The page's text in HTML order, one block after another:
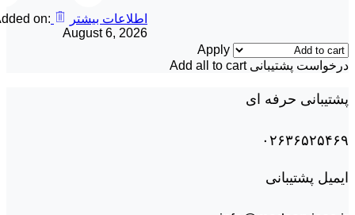
اطلاعات بیشتر
on:
August 6, 2026
Apply
درخواست پشتیبانی Add all to cart
پشتیبانی حرفه ای
۰۲۶۳۶۵۲۵۴۶۹
ایمیل پشتیبانی